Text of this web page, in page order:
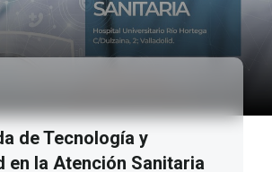
de Tecnología y
en la Atención Sanitaria